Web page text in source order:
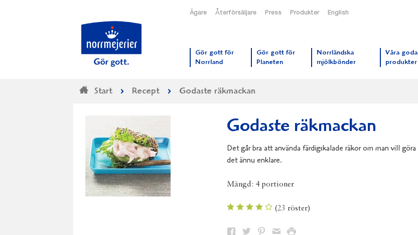
Ägare Återförsäljare Press Produkter English
Gör gott för
Norrland
Gör gott för
Planeten
Norrländska
mjölkbönder
Våra goda
produkter
Start Recept Godaste räkmackan
Godaste räkmackan
Det går bra att använda färdigskalade räkor om man vill göra
det ännu enklare.
Mängd: 4 portioner
(23 röster)
Dela Dela Dela DelaSkriv